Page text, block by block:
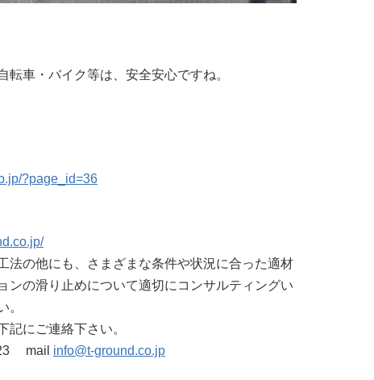
車・バイク等は、安全安心ですね。
?page_id=36
法の他にも、さまざまな条件や状況に合った適材
ンの滑り止めについて適切にコンサルティングい
。
記にご連絡下さい。
mail info@t-ground.co.jp